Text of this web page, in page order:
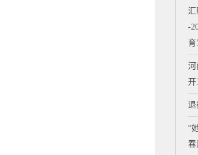
汇
-
育
河
开
退
“
春